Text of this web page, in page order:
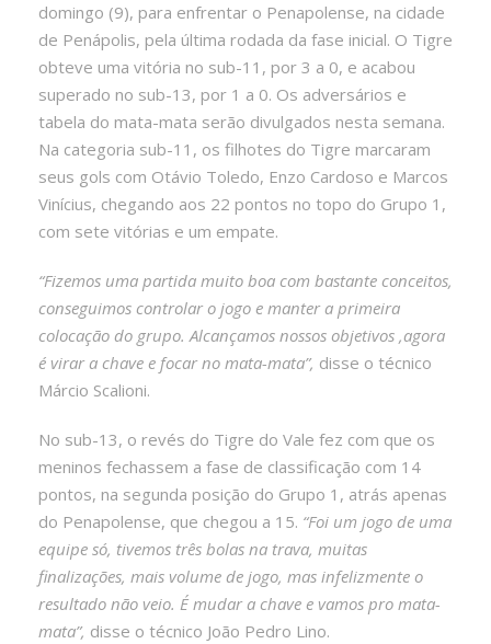
domingo (9), para enfrentar o Penapolense, na cidade
de Penápolis, pela última rodada da fase inicial. O Tigre
obteve uma vitória no sub-11, por 3 a 0, e acabou
superado no sub-13, por 1 a 0. Os adversários e
tabela do mata-mata serão divulgados nesta semana.
Na categoria sub-11, os filhotes do Tigre marcaram
seus gols com Otávio Toledo, Enzo Cardoso e Marcos
Vinícius, chegando aos 22 pontos no topo do Grupo 1,
com sete vitórias e um empate.
“Fizemos uma partida muito boa com bastante conceitos,
conseguimos controlar o jogo e manter a primeira
colocação do grupo. Alcançamos nossos objetivos ,agora
é virar a chave e focar no mata-mata”, disse o técnico
Márcio Scalioni.
No sub-13, o revés do Tigre do Vale fez com que os
meninos fechassem a fase de classificação com 14
pontos, na segunda posição do Grupo 1, atrás apenas
do Penapolense, que chegou a 15. “Foi um jogo de uma
equipe só, tivemos três bolas na trava, muitas
finalizações, mais volume de jogo, mas infelizmente o
resultado não veio. É mudar a chave e vamos pro mata-
mata”, disse o técnico João Pedro Lino.